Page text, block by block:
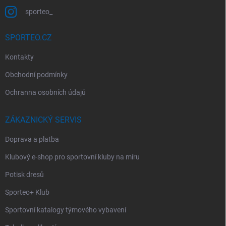
sporteo_
SPORTEO.CZ
Kontakty
Obchodní podmínky
Ochranna osobních údajů
ZÁKAZNICKÝ SERVIS
Doprava a platba
Klubový e-shop pro sportovní kluby na míru
Potisk dresů
Sporteo+ Klub
Sportovní katalogy týmového vybavení